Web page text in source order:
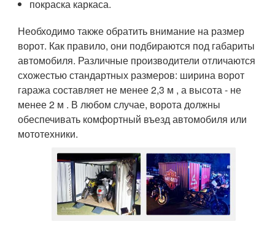
покраска каркаса.
Необходимо также обратить внимание на размер
ворот. Как правило, они подбираются под габариты
автомобиля. Различные производители отличаются
схожестью стандартных размеров: ширина ворот
гаража составляет не менее 2,3 м , а высота - не
менее 2 м . В любом случае, ворота должны
обеспечивать комфортный въезд автомобиля или
мототехники.